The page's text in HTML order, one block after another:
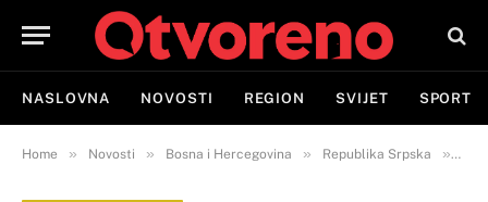
NASLOVNA NOVOSTI REGION SVIJET SPORT
Home » Novosti » Bosna i Hercegovina » Republika Srpska »